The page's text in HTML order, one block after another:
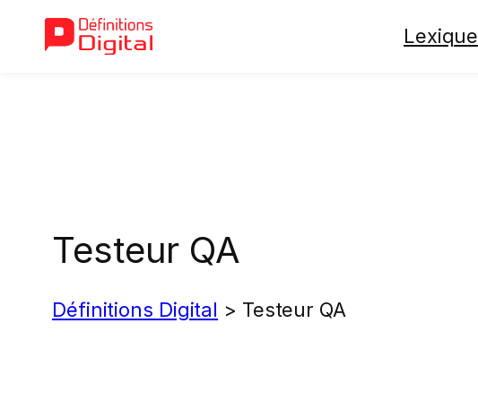
Lexique
Testeur QA
Définitions Digital > Testeur QA